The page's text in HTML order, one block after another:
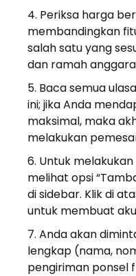
Periksa harga
membandingkan
salah satu yang
dan ramah
Baca semua
ini; jika Anda
maksimal, maka
melakukan
Untuk
melihat opsi
di sidebar. Klik di
untuk membuat
Anda akan
lengkap (nama,
pengiriman ponsel